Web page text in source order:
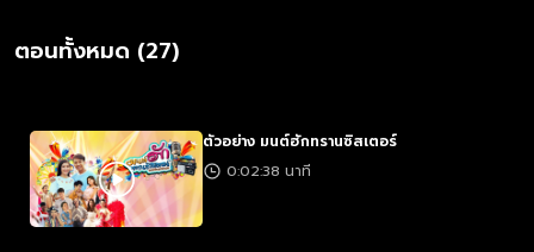
ตอนทั้งหมด (27)
ตัวอย่าง มนต์ฮักทรานซิสเตอร์
0:02:38 นาที